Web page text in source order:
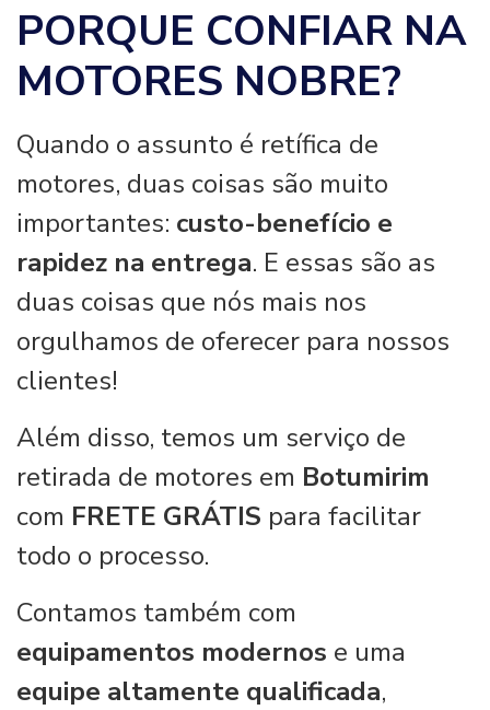
PORQUE CONFIAR NA
MOTORES NOBRE?
Quando o assunto é retífica de
motores, duas coisas são muito
importantes: custo-benefício e
rapidez na entrega. E essas são as
duas coisas que nós mais nos
orgulhamos de oferecer para nossos
clientes!
Além disso, temos um serviço de
retirada de motores em Botumirim
com FRETE GRÁTIS para facilitar
todo o processo.
Contamos também com
equipamentos modernos e uma
equipe altamente qualificada,